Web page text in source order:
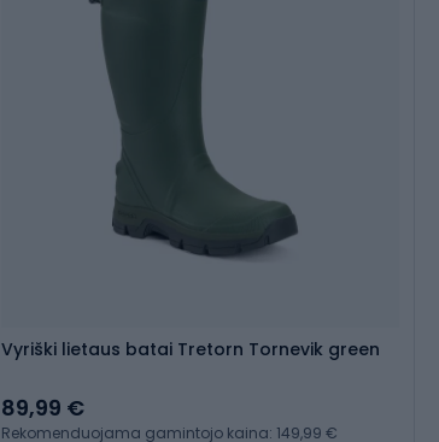
Vyriški lietaus batai Tretorn Tornevik green
89,99 €
Rekomenduojama gamintojo kaina: 149,99 €